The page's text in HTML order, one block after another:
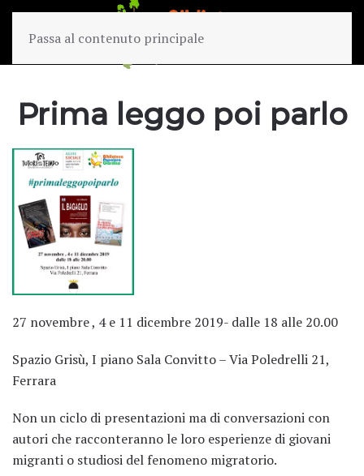
Passa al contenuto principale
Prima leggo poi parlo
27 novembre , 4 e 11 dicembre 2019- dalle 18 alle 20.00
Spazio Grisù, I piano Sala Convitto – Via Poledrelli 21,
Ferrara
Non un ciclo di presentazioni ma di conversazioni con
autori che racconteranno le loro esperienze di giovani
migranti o studiosi del fenomeno migratorio.